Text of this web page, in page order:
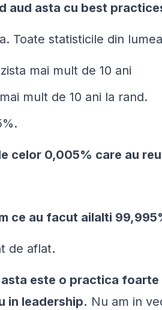
aud asta cu best
Toate statisticile din
mai mult de 10 ani
mult de 10 ani la rand.
celor 0,005% care au
ce au facut ailalti
de aflat.
este o practica
in leadership. Nu am in